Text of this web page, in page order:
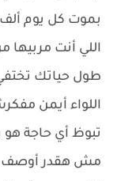
بموت كل يوم
اللي أنت مربيها
طول حياتك
اللواء أيمن
تبوظ أي حاجة
مش هقدر أوصف